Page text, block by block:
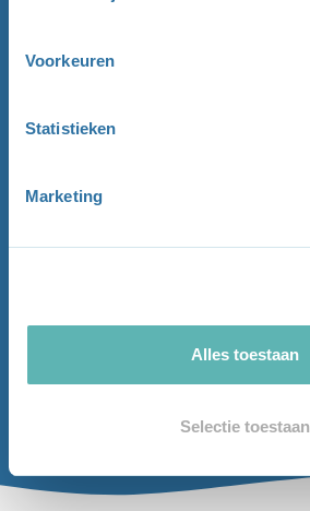
Voorkeuren
Statistieken
Marketing
Alles toestaan
Selectie toestaan